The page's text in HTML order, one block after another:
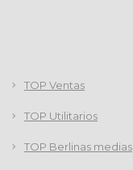
TOP Ventas
TOP Utilitarios
TOP Berlinas medias